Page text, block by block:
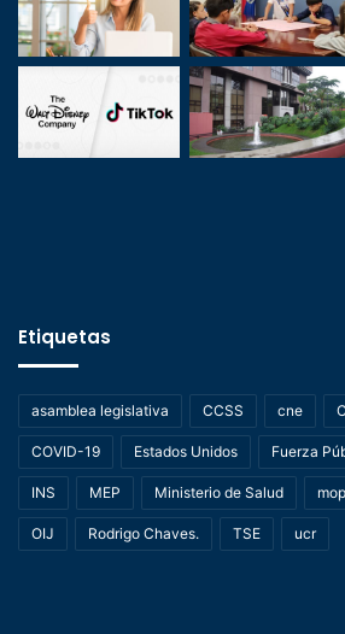
Etiquetas
asamblea legislativa CCSS cne
COVID-19 Estados Unidos Fuerza
INS MEP Ministerio de Salud
OIJ Rodrigo Chaves. TSE ucr